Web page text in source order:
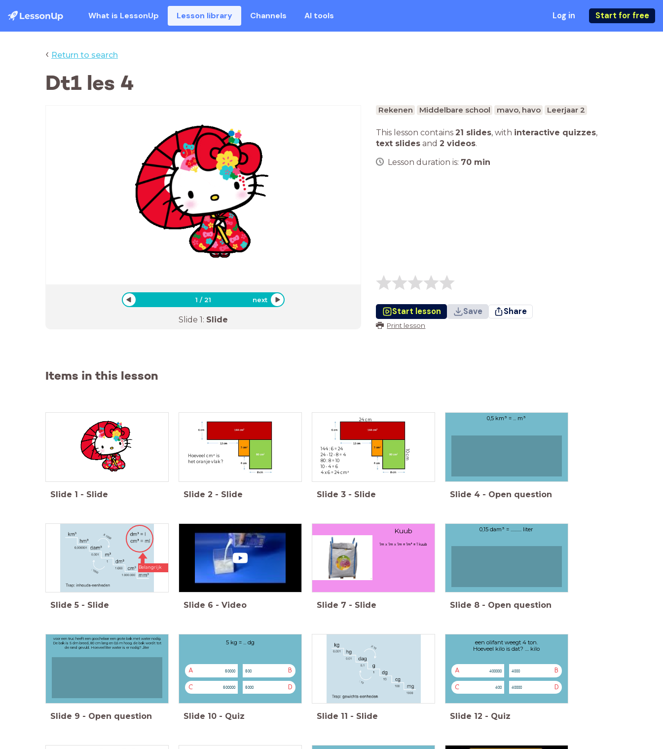
What is LessonUp Lesson library Channels AI tools Log in Start for free
‹ Return to search
Dt1 les 4
1 /21 next
Slide 1: Slide
Rekenen Middelbare school mavo, havo Leerjaar 2
This lesson contains 21 slides, with interactive quizzes,
text slides and 2 videos.
Lesson duration is: 70 min
Start lesson Save Share
Print lesson
Items in this lesson
Slide 1 - Slide
Hoeveel cm² is
het oranje vlak ?
Slide 2 - Slide
24 cm
144 : 6 = 24
24 - 12 - 8 = 4
80 : 8 = 10
10 - 4 = 6
4 x 6 = 24 cm²
10 cm
Slide 3 - Slide
0,5 km³ = ... m³
Slide 4 - Open question
Belangrijk
Slide 5 - Slide Slide 6 - Video
Kuub
1m x 1m x 1m = 1m³ = 1 kuub
Slide 7 - Slide
0,15 dam³ = ........... liter
Slide 8 - Open question
voor een truc heeft een goochelaar een grote bak met water nodig.
De bak is 5 dm breed, 80 cm lang en 0,6 m hoog. de bak wordt tot
de rand gevuld. Hoeveel liter water is er nodig? ...liter
Slide 9 - Open question
5 kg = ... dg
A 50000 B
500
C 500000 D
5000
Slide 10 - Quiz Slide 11 - Slide
een olifant weegt 4 ton.
Hoeveel kilo is dat? .... kilo
A 400000 B
4000
C 400 D
40000
Slide 12 - Quiz